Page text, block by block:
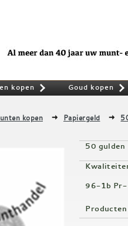
kopen Goud kopen
kopen Papiergeld
50
96-1b Pr-